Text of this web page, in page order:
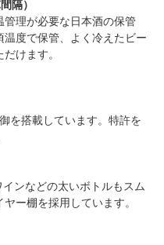
隔）
理が必要な日本酒の保管
度で保管、よく冷えたビー
けます。
を搭載しています。特許を
ンなどの太いボトルもスム
ー棚を採用しています。